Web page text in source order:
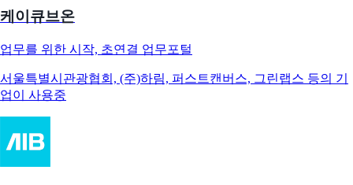
케이큐브온
업무를 위한 시작, 초연결 업무포털
서울특별시관광협회, (주)하림, 퍼스트캔버스, 그린랩스 등의 기
업이 사용중